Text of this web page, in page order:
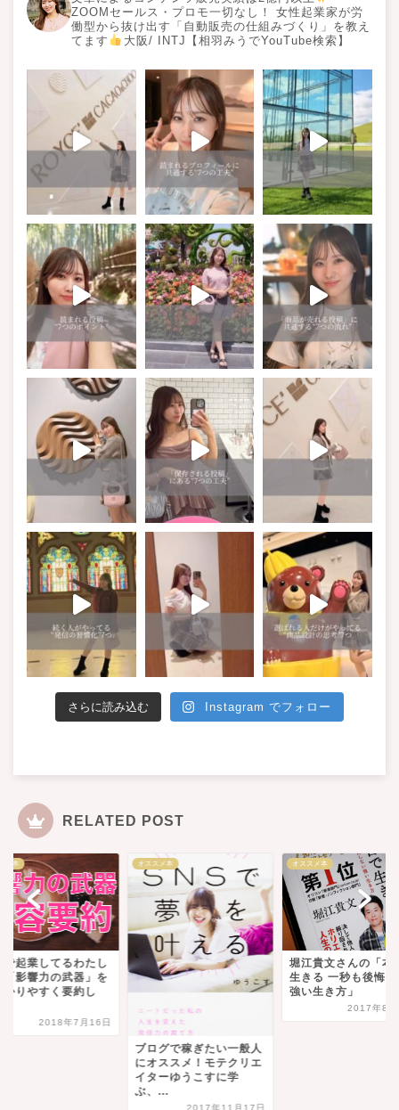
ZOOMセールス・プロモ一切なし！ 女性起業家が労
働型から抜け出す「自動販売の仕組みづくり」を教え
てます
大阪/ INTJ【相羽みうでYouTube検索】
さらに読み込む Instagram でフォロー
RELATED POST
メ本 オススメ本
堀江貴文さんの「本音で
生きる 一秒も後悔しない
強い生き方」
2017年8月30日
オススメ本
夫婦で起業してるわ
が、「影響力の武器
超わかりやすく要約